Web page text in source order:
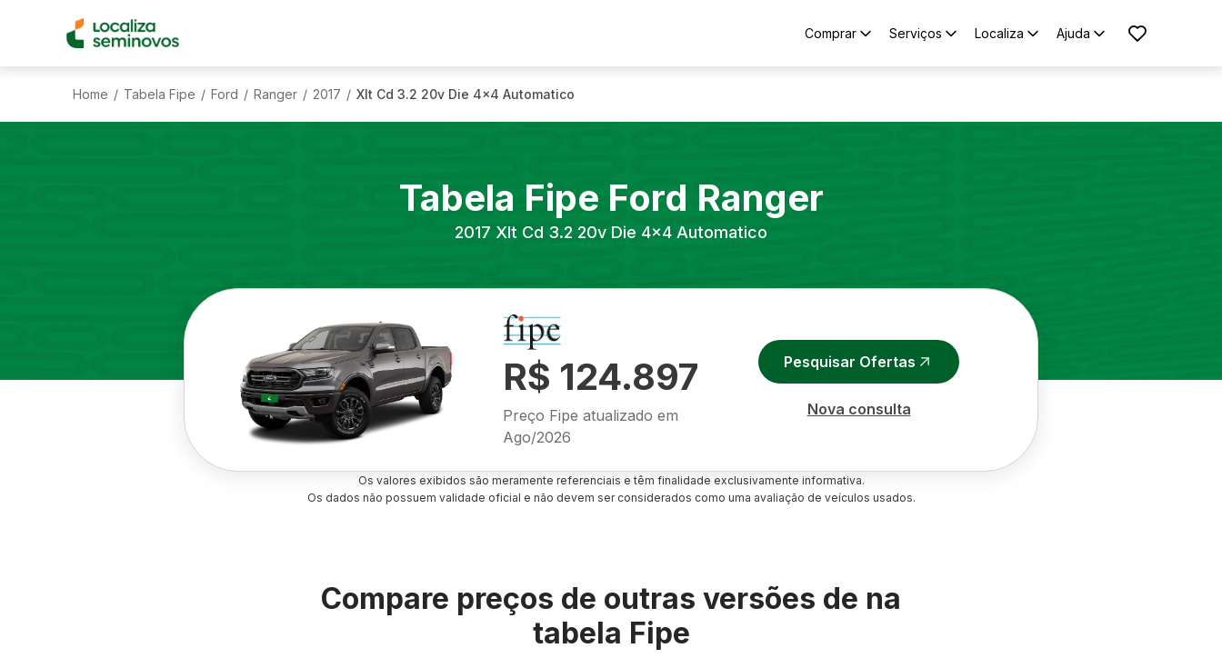
Comprar Serviços Localiza Ajuda
Home / Tabela Fipe / Ford / Ranger / 2017 / Xlt Cd 3.2 20v Die 4x4 Automatico
Tabela Fipe Ford Ranger
2017 Xlt Cd 3.2 20v Die 4x4 Automatico
R$ 124.897
Preço Fipe atualizado em
Ago/2026
Pesquisar Ofertas
Nova consulta
Os valores exibidos são meramente referenciais e têm finalidade exclusivamente informativa.
Os dados não possuem validade oficial e não devem ser considerados como uma avaliação de veículos usados.
Compare preços de outras versões de na
tabela Fipe